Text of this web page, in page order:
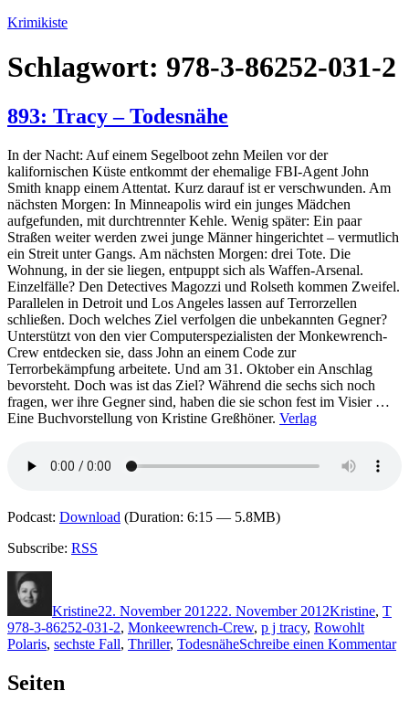
Zum
springen
Krimikiste
Schlagwort: 978-3-86252-031-2
893: Tracy – Todesnähe
In der Nacht: Auf einem Segelboot zehn Meilen vor der
kalifornischen Küste entkommt der ehemalige FBI-Agent John
Smith knapp einem Attentat. Kurz darauf ist er verschwunden. Am
nächsten Morgen: In Minneapolis wird ein junges Mädchen
aufgefunden, mit durchtrennter Kehle. Wenig später: Ein paar
Straßen weiter werden zwei junge Männer hingerichtet – vermutlich
ein Streit unter Gangs. Am nächsten Morgen: drei Tote. Die
Wohnung, in der sie liegen, entpuppt sich als Waffen-Arsenal.
Einzelfälle? Den Detectives Magozzi und Rolseth kommen Zweifel.
Parallelen in Detroit und Los Angeles lassen auf Terrorzellen
schließen. Doch welches Ziel verfolgen die unbekannten Gegner?
Unterstützt von den vier Computerspezialisten der Monkewrench-
Crew entdecken sie, dass John an einem Code zur
Terrorbekämpfung arbeitete. Und am 31. Oktober ein Anschlag
bevorsteht. Doch was ist das Ziel? Während die sechs sich noch
fragen, wer ihre Gegner sind, haben die sie schon fest im Visier …
Eine Buchvorstellung von Kristine Greßhöner. Verlag
Podcast: Download (Duration: 6:15 — 5.8MB)
Subscribe: RSS
Kristine22. November 201222. November 2012Kristine, T
978-3-86252-031-2, Monkeewrench-Crew, p j tracy, Rowohlt
Polaris, sechste Fall, Thriller, TodesnäheSchreibe einen Kommentarzu
Seiten